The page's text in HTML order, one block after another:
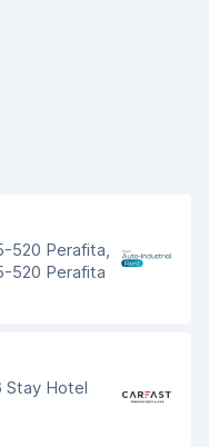
520 Perafita,
520 Perafita
Stay Hotel